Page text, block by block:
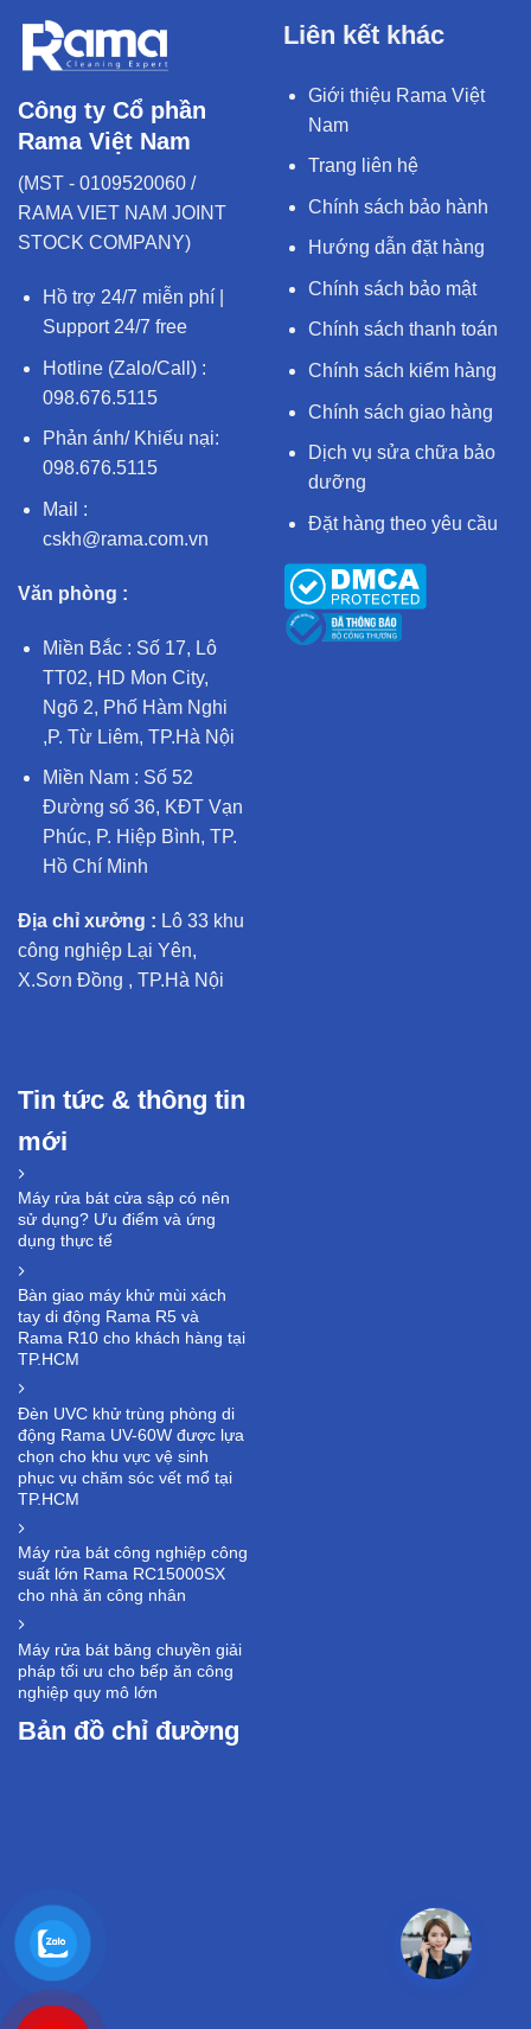
Công ty Cổ phần
Rama Việt Nam
(MST - 0109520060 /
RAMA VIET NAM JOINT
STOCK COMPANY)
Hồ trợ 24/7 miễn phí |
Support 24/7 free
Hotline (Zalo/Call) :
098.676.5115
Phản ánh/ Khiếu nại:
098.676.5115
Mail :
cskh@rama.com.vn
Văn phòng :
Miền Bắc : Số 17, Lô
TT02, HD Mon City,
Ngõ 2, Phố Hàm Nghi
,P. Từ Liêm, TP.Hà Nội
Miền Nam : Số 52
Đường số 36, KĐT Vạn
Phúc, P. Hiệp Bình, TP.
Hồ Chí Minh
Địa chỉ xưởng : Lô 33 khu
công nghiệp Lại Yên,
X.Sơn Đồng , TP.Hà Nội
Liên kết khác
Giới thiệu Rama Việt
Nam
Trang liên hệ
Chính sách bảo hành
Hướng dẫn đặt hàng
Chính sách bảo mật
Chính sách thanh toán
Chính sách kiểm hàng
Chính sách giao hàng
Dịch vụ sửa chữa bảo
dưỡng
Đặt hàng theo yêu cầu
Tin tức & thông tin
mới
Máy rửa bát cửa sập có nên
sử dụng? Ưu điểm và ứng
dụng thực tế
Bàn giao máy khử mùi xách
tay di động Rama R5 và
Rama R10 cho khách hàng tại
TP.HCM
Đèn UVC khử trùng phòng di
động Rama UV-60W được lựa
chọn cho khu vực vệ sinh
phục vụ chăm sóc vết mổ tại
TP.HCM
Máy rửa bát công nghiệp công
suất lớn Rama RC15000SX
cho nhà ăn công nhân
Máy rửa bát băng chuyền giải
pháp tối ưu cho bếp ăn công
nghiệp quy mô lớn
Bản đồ chỉ đường